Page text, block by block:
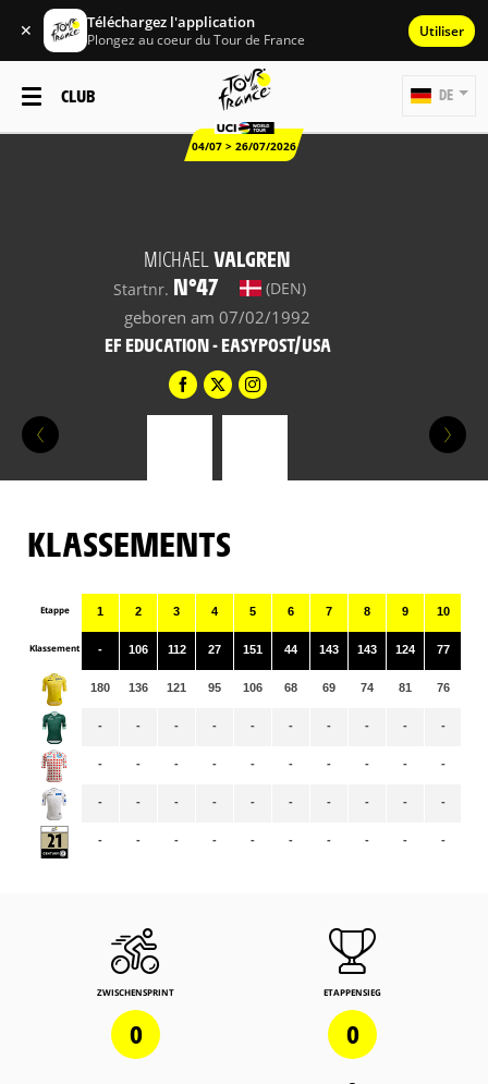
✕ Téléchargez l'application
Plongez au coeur du Tour de France Utiliser
CLUB
04/07 > 26/07/2026
DE
MICHAEL VALGREN
Startnr. N°47 (DEN)
geboren am 07/02/1992
EF EDUCATION - EASYPOST/USA
KLASSEMENTS
Etappe
Klassement
1
-
180
-
-
-
-
2
106
136
-
-
-
-
3
112
121
-
-
-
-
4
27
95
-
-
-
-
5
151
106
-
-
-
-
6
44
68
-
-
-
-
7
143
69
-
-
-
-
8
143
74
-
-
-
-
9
124
81
-
-
-
-
10
77
76
-
-
-
-
ZWISCHENSPRINT
0
ETAPPENSIEG
0